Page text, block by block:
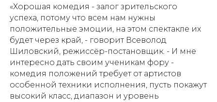
«Хорошая комедия - залог зрительского
успеха, потому что всем нам нужны
положительные эмоции, на этом спектакле их
будет через край, - говорит Всеволод
Шиловский, режиссёр-постановщик. - И мне
интересно дать своим ученикам фору -
комедия положений требует от артистов
особенной техники исполнения, пусть покажут
высокий класс, диапазон и уровень